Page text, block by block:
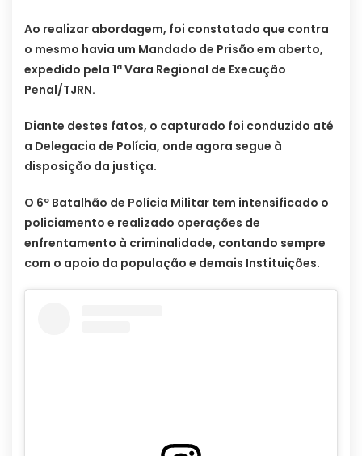
Ao realizar abordagem, foi constatado que contra
o mesmo havia um Mandado de Prisão em aberto,
expedido pela 1ª Vara Regional de Execução
Penal/TJRN.
Diante destes fatos, o capturado foi conduzido até
a Delegacia de Polícia, onde agora segue à
disposição da justiça.
O 6º Batalhão de Polícia Militar tem intensificado o
policiamento e realizado operações de
enfrentamento à criminalidade, contando sempre
com o apoio da população e demais Instituições.